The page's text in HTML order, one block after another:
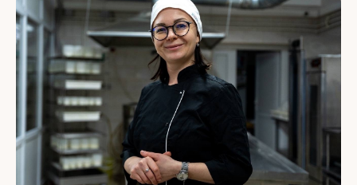
Режим работы: с 10:00 до 21:00
Ирант
Магазин сыров в Москве
Сыроварня в Москве